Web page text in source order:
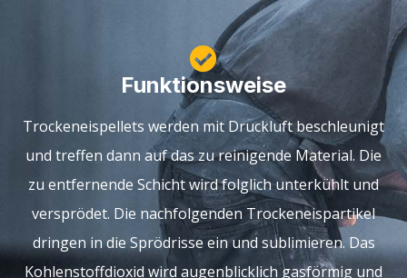
Funktionsweise
Trockeneispellets werden mit Druckluft beschleunigt
und treffen dann auf das zu reinigende Material. Die
zu entfernende Schicht wird folglich unterkühlt und
versprödet. Die nachfolgenden Trockeneispartikel
dringen in die Sprödrisse ein und sublimieren. Das
Kohlenstoffdioxid wird augenblicklich gasförmig und